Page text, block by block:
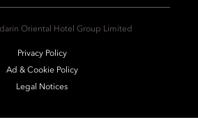
Oriental Hotel Group Limited
Privacy Policy
Ad & Cookie Policy
Legal Notices